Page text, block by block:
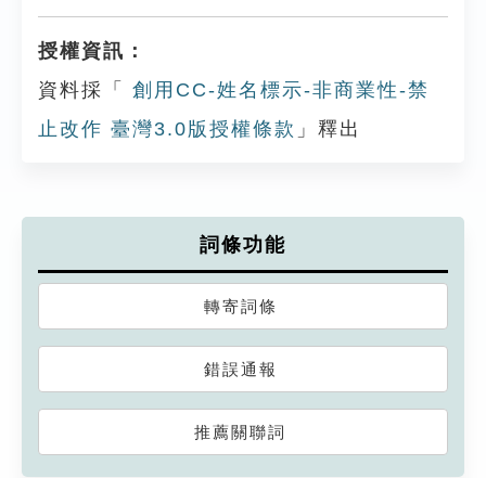
授權資訊：
資料採「
創用CC-姓名標示-非商業性-禁
止改作 臺灣3.0版授權條款 」釋出
詞條功能
轉寄詞條
錯誤通報
推薦關聯詞